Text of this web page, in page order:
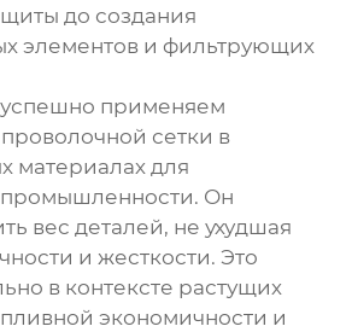
до создания
элементов и фильтрующих
успешно применяем
сетки в
материалах для
Он
вес деталей, не ухудшая
и жесткости. Это
в контексте растущих
экономичности и